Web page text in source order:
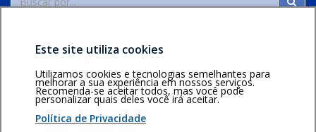
Área restritaPolítica de
privacidadePersonalização
de cookies
Este site utiliza cookies
Utilizamos cookies e tecnologias semelhantes para
melhorar a sua experiência em nossos serviços.
Recomenda-se aceitar todos, mas você pode
personalizar quais deles você irá aceitar.
Política de Privacidade